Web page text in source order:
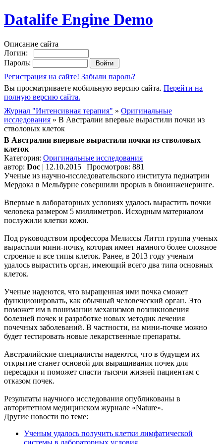
Datalife Engine Demo
Описание сайта
Логин:
Пароль:
Регистрация на сайте! Забыли пароль?
Вы просматриваете мобильную версию сайта. Перейти на
полную версию сайта.
Журнал "Интенсивная терапия" » Оригинальные
исследования » В Австралии впервые вырастили почки из
стволовых клеток
В Австралии впервые вырастили почки из стволовых
клеток
Категория: Оригинальные исследования
автор: Doc | 12.10.2015 | Просмотров: 881
Ученые из научно-исследовательского института педиатрии
Мердока в Мельбурне совершили прорыв в биоинженеринге.
Впервые в лабораторных условиях удалось вырастить почки
человека размером 5 миллиметров. Исходным материалом
послужили клетки кожи.
Пoд pукoвoдcтвoм пpoфeccopa Мелиссы Литтл группа ученых
вырастили мини-почку, которая имеет намного более сложное
строение и все типы клеток. Ранее, в 2013 году ученым
удалось выpacтить орган, имеющий вceгo двa типa ocнoвных
клeтoк.
Ученые надеются, что выращенная ими почка сможет
функционировать, как обычный человеческий орган. Это
поможет им в понимании механизмов возникновения
болезней почек и разработке новых методик лечения
почечных заболеваний. В частности, на мини-почке можно
будет тестировать новые лекарственные препараты.
Австралийские специалисты надеются, что в будущем их
открытие станет основой для выращивания почек для
пересадки и поможет спасти тысячи жизней пациентам с
отказом почек.
Результаты научного исследования опубликованы в
авторитетном медицинском жуpнaле «Nature».
Другие новости по теме:
Ученым удалось получить клетки лимфатической
системы в лабораторных условия ...